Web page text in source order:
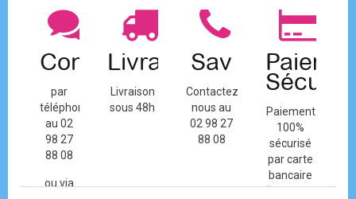
Contact
par
téléphone
au 02
98 27
88 08
ou via
Livraison
Livraison
sous 48h
Sav
Contactez-
nous au
02 98 27
88 08
Paiement
100%
sécurisé
par carte
bancaire
(Mastercard,